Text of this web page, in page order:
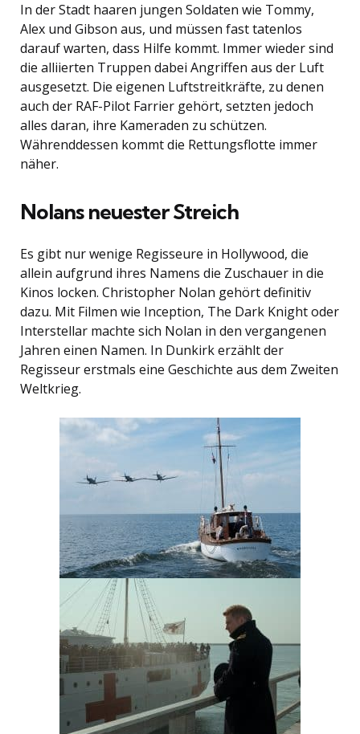
In der Stadt haaren jungen Soldaten wie Tommy,
Alex und Gibson aus, und müssen fast tatenlos
darauf warten, dass Hilfe kommt. Immer wieder sind
die alliierten Truppen dabei Angriffen aus der Luft
ausgesetzt. Die eigenen Luftstreitkräfte, zu denen
auch der RAF-Pilot Farrier gehört, setzten jedoch
alles daran, ihre Kameraden zu schützen.
Währenddessen kommt die Rettungsflotte immer
näher.
Nolans neuester Streich
Es gibt nur wenige Regisseure in Hollywood, die
allein aufgrund ihres Namens die Zuschauer in die
Kinos locken. Christopher Nolan gehört definitiv
dazu. Mit Filmen wie Inception, The Dark Knight oder
Interstellar machte sich Nolan in den vergangenen
Jahren einen Namen. In Dunkirk erzählt der
Regisseur erstmals eine Geschichte aus dem Zweiten
Weltkrieg.